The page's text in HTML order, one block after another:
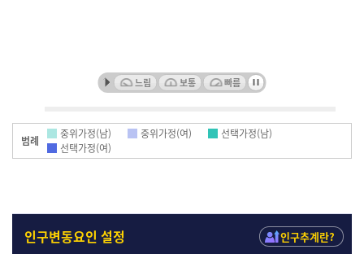
인구
느림 보통 빠름
범례 중위가정(남) 중위가정(여)
선택가정(남)
선택가정(여)
인구변동요인 설정 인구추계란?